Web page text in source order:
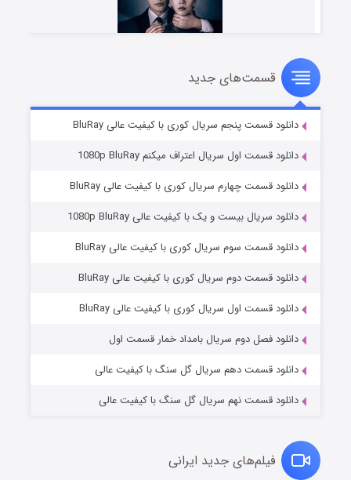
قسمت8 (زیرنویس) منتشر شد
عملیات آپارتمان
قسمت2 (زیرنویس) منتشر شد
قسمت‌های جدید
دانلود قسمت پنجم سریال کوری با کیفیت عالی BluRay
دانلود قسمت اول سریال اعتراف میکنم 1080p BluRay
دانلود قسمت چهارم سریال کوری با کیفیت عالی BluRay
دانلود سریال بیست و یک با کیفیت عالی 1080p BluRay
دانلود قسمت سوم سریال کوری با کیفیت عالی BluRay
دانلود قسمت دوم سریال کوری با کیفیت عالی BluRay
دانلود قسمت اول سریال کوری با کیفیت عالی BluRay
دانلود فصل دوم سریال بامداد خمار قسمت اول
دانلود قسمت دهم سریال گل سنگ با کیفیت عالی
دانلود قسمت نهم سریال گل سنگ با کیفیت عالی
فیلم‌های جدید ایرانی